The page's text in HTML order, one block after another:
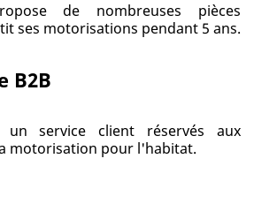
de nombreuses pièces
ses motorisations pendant 5 ans.
B2B
service client réservés aux
motorisation pour l'habitat.